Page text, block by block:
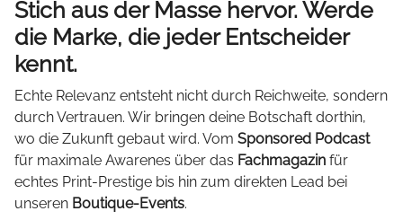
Stich aus der Masse hervor. Werde
die Marke, die jeder Entscheider
kennt.
Echte Relevanz entsteht nicht durch Reichweite, sondern
durch Vertrauen. Wir bringen deine Botschaft dorthin,
wo die Zukunft gebaut wird. Vom Sponsored Podcast
für maximale Awarenes über das Fachmagazin für
echtes Print-Prestige bis hin zum direkten Lead bei
unseren Boutique-Events.